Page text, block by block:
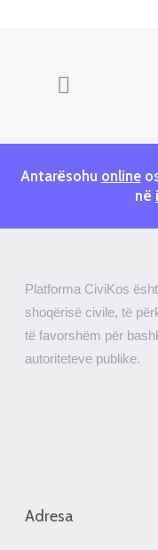
Antarësohu online
në
Platforma CiviKos
shoqërisë civile, të
të favorshëm për
autoriteteve publike.
Adresa